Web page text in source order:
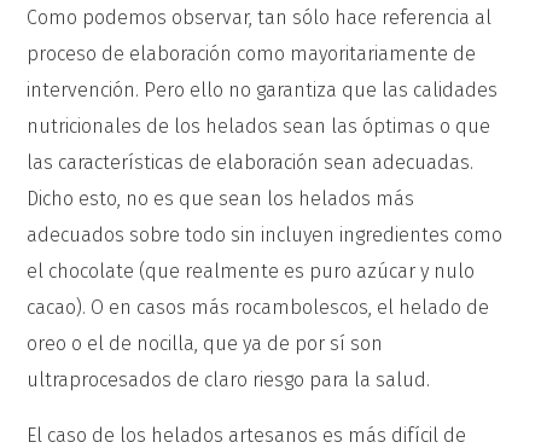
Como podemos observar, tan sólo hace referencia al
proceso de elaboración como mayoritariamente de
intervención. Pero ello no garantiza que las calidades
nutricionales de los helados sean las óptimas o que
las características de elaboración sean adecuadas.
Dicho esto, no es que sean los helados más
adecuados sobre todo sin incluyen ingredientes como
el chocolate (que realmente es puro azúcar y nulo
cacao). O en casos más rocambolescos, el helado de
oreo o el de nocilla, que ya de por sí son
ultraprocesados de claro riesgo para la salud.
El caso de los helados artesanos es más difícil de